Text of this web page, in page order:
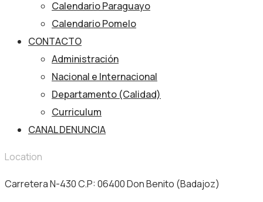
Calendario Paraguayo
Calendario Pomelo
CONTACTO
Administración
Nacional e Internacional
Departamento (Calidad)
Curriculum
CANAL DENUNCIA
Location
Carretera N-430 C.P: 06400 Don Benito (Badajoz)